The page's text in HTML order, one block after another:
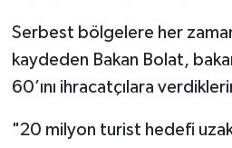
Serbest bölgelere her
kaydeden Bakan Bolat,
60’ını ihracatçılara
"20 milyon turist hedefi